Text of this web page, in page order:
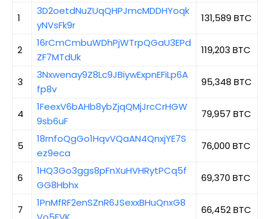
1
3D2oetdNuZUqQHPJmcMDDHYoqk
yNVsFk9r
131,589 BTC
2
16rCmCmbuWDhPjWTrpQGaU3EPd
ZF7MTdUk
119,203 BTC
3
3Nxwenay9Z8Lc9JBiywExpnEFiLp6A
fp8v
95,348 BTC
4
1FeexV6bAHb8ybZjqQMjJrcCrHGW
9sb6uF
79,957 BTC
5
18rnfoQgGo1HqvVQaAN4QnxjYE7S
ez9eca
76,000 BTC
6
1HQ3Go3ggs8pFnXuHVHRytPCq5f
GG8Hbhx
69,370 BTC
7
1PnMfRF2enSZnR6JSexxBHuQnxG8
66,452 BTC